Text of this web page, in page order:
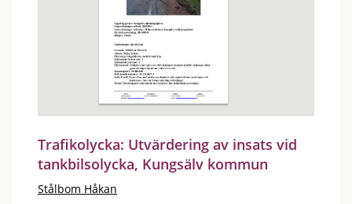
Trafikolycka: Utvärdering av insats vid
tankbilsolycka, Kungsälv kommun
Stålbom Håkan